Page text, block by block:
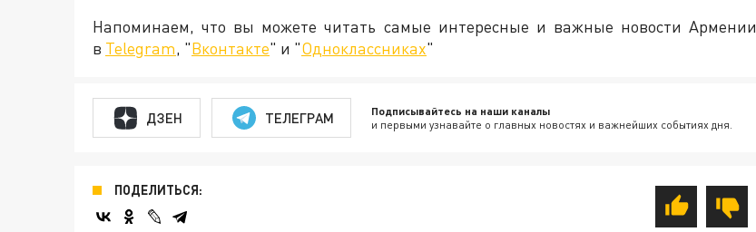
Напоминаем, что вы можете читать самые интересные и важные новости Армении
в Telegram, "Вконтакте" и "Одноклассниках"
ДЗЕН ТЕЛЕГРАМ Подписывайтесь на наши каналы
и первыми узнавайте о главных новостях и важнейших событиях дня.
ПОДЕЛИТЬСЯ: